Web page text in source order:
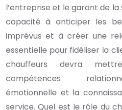
l’entreprise et le garant de
capacité à anticiper les
imprévus et à créer une
essentielle pour fidéliser la
chauffeurs devra
compétences
émotionnelle et la
service. Quel est le rôle du